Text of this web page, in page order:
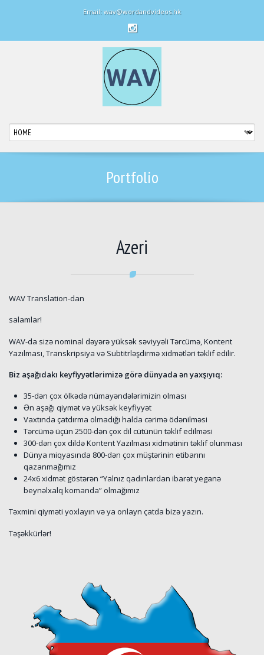
Email: wav@wordandvideos.hk
Portfolio
Azeri
WAV Translation-dan
salamlar!
WAV-da sizə nominal dəyərə yüksək səviyyəli Tərcümə, Kontent
Yazılması, Transkripsiya və Subtitrləşdirmə xidmətləri təklif edilir.
Biz aşağıdakı keyfiyyətlərimizə görə dünyada ən yaxşıyıq:
35-dən çox ölkədə nümayəndələrimizin olması
Ən aşağı qiymət və yüksək keyfiyyət
Vaxtında çatdırma olmadığı halda cərimə ödənilməsi
Tərcümə üçün 2500-dən çox dil cütünün təklif edilməsi
300-dən çox dildə Kontent Yazılması xidmətinin təklif olunması
Dünya miqyasında 800-dən çox müştərinin etibarını
qazanmağımız
24x6 xidmət göstərən “Yalnız qadınlardan ibarət yeganə
beynəlxalq komanda” olmağımız
Təxmini qiyməti yoxlayın və ya onlayn çatda bizə yazın.
Təşəkkürlər!